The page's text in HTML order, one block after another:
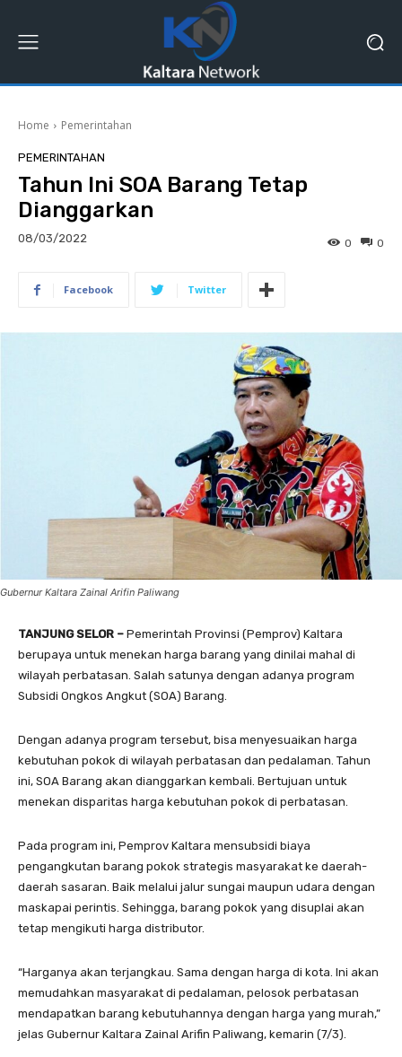
Home Pemerintahan
PEMERINTAHAN
Tahun Ini SOA Barang Tetap
Dianggarkan
08/03/2022 0
0
Facebook Twitter
Gubernur Kaltara Zainal Arifin Paliwang
TANJUNG SELOR – Pemerintah Provinsi (Pemprov) Kaltara
berupaya untuk menekan harga barang yang dinilai mahal di
wilayah perbatasan. Salah satunya dengan adanya program
Subsidi Ongkos Angkut (SOA) Barang.
Dengan adanya program tersebut, bisa menyesuaikan harga
kebutuhan pokok di wilayah perbatasan dan pedalaman. Tahun
ini, SOA Barang akan dianggarkan kembali. Bertujuan untuk
menekan disparitas harga kebutuhan pokok di perbatasan.
Pada program ini, Pemprov Kaltara mensubsidi biaya
pengangkutan barang pokok strategis masyarakat ke daerah-
daerah sasaran. Baik melalui jalur sungai maupun udara dengan
maskapai perintis. Sehingga, barang pokok yang disuplai akan
tetap mengikuti harga distributor.
“Harganya akan terjangkau. Sama dengan harga di kota. Ini akan
memudahkan masyarakat di pedalaman, pelosok perbatasan
mendapatkan barang kebutuhannya dengan harga yang murah,”
jelas Gubernur Kaltara Zainal Arifin Paliwang, kemarin (7/3).